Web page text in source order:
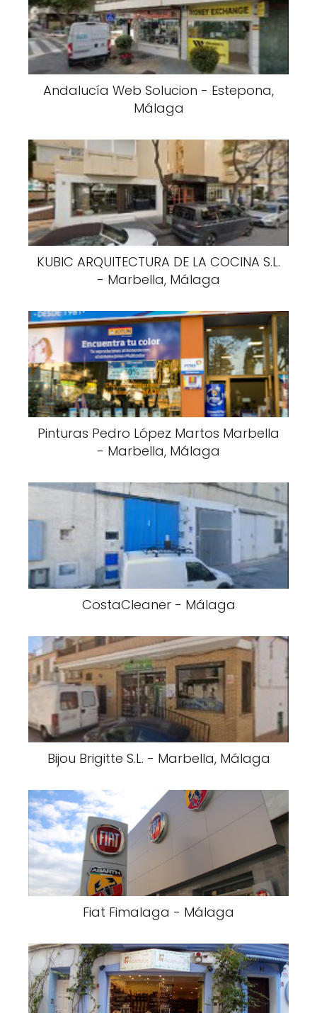
Andalucía Web Solucion - Estepona,
Málaga
KUBIC ARQUITECTURA DE LA COCINA S.L.
- Marbella, Málaga
Pinturas Pedro López Martos Marbella
- Marbella, Málaga
CostaCleaner - Málaga
Bijou Brigitte S.L. - Marbella, Málaga
Fiat Fimalaga - Málaga